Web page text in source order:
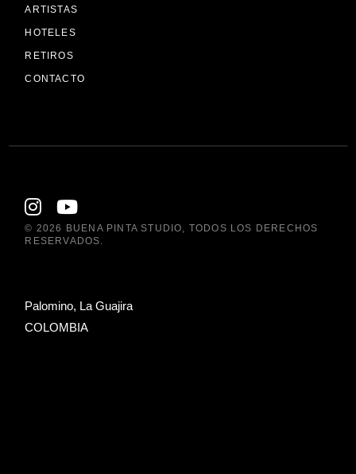
ARTISTAS
HOTELES
RETIROS
CONTACTO
© 2026 BUENA PINTA STUDIO, TODOS LOS DERECHOS
RESERVADOS.
Palomino, La Guajira
COLOMBIA